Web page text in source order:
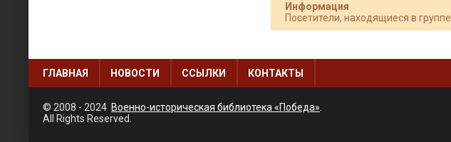
Информация
Посетители, находящиеся в группе
ГЛАВНАЯ НОВОСТИ ССЫЛКИ КОНТАКТЫ
© 2008 - 2024 Военно-историческая библиотека «Победа»
All Rights Reserved.